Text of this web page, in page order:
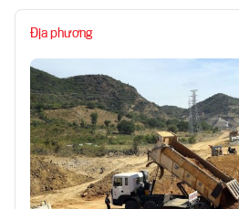
Địa phương